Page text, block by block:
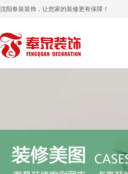
沈阳奉泉装饰，让您家的装修更有保障！